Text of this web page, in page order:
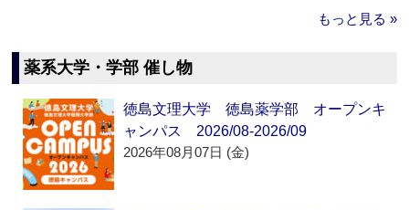
もっと見る »
薬系大学・学部 催し物
徳島文理大学 徳島薬学部 オープンキ
ャンパス 2026/08-2026/09
2026年08月07日 (金)